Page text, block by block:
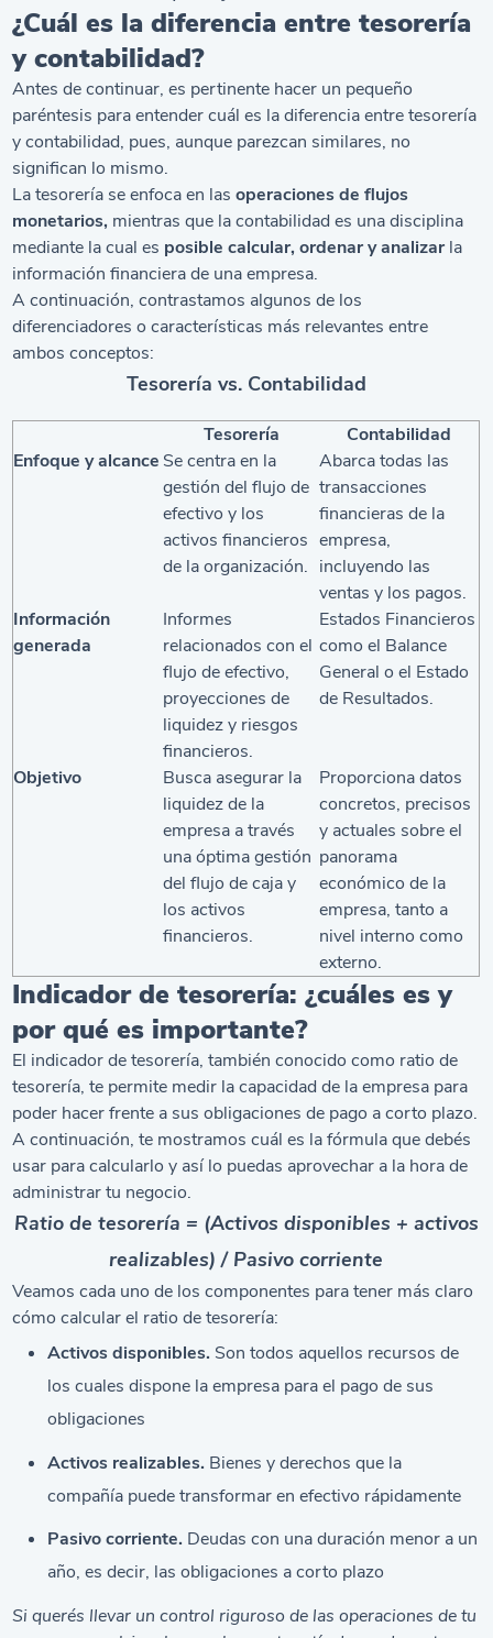
¿Cuál es la diferencia entre tesorería
y contabilidad?
Antes de continuar, es pertinente hacer un pequeño
paréntesis para entender cuál es la diferencia entre tesorería
y contabilidad, pues, aunque parezcan similares, no
significan lo mismo.
La tesorería se enfoca en lasoperaciones de flujos
monetarios, mientras que la contabilidad es una disciplina
mediante la cual es posible calcular, ordenar y analizar la
información financiera de una empresa.
A continuación, contrastamos algunos de los
diferenciadores o características más relevantes entre
ambos conceptos:
Tesorería vs. Contabilidad
Tesorería
Contabilidad
Enfoque y alcance Se centra en la
gestión del flujo de
efectivo y los
activos financieros
de la organización.
Abarca todas las
transacciones
financieras de la
empresa,
incluyendo las
ventas y los pagos.
Información
generada
Informes
relacionados con el
flujo de efectivo,
proyecciones de
liquidez y riesgos
financieros.
Estados Financieros
como el Balance
General o el Estado
de Resultados.
Objetivo
Busca asegurar la
liquidez de la
empresa a través
una óptima gestión
del flujo de caja y
los activos
financieros.
Proporciona datos
concretos, precisos
y actuales sobre el
panorama
económico de la
empresa, tanto a
nivel interno como
externo.
Indicador de tesorería: ¿cuáles es y
por qué es importante?
El indicador de tesorería, también conocido como ratio de
tesorería, te permite medir la capacidad de la empresa para
poder hacer frente a sus obligaciones de pago a corto plazo.
A continuación, te mostramos cuál es la fórmula que debés
usar para calcularlo y así lo puedas aprovechar a la hora de
administrar tu negocio.
Ratio de tesorería = (Activos disponibles + activos
realizables) / Pasivo corriente
Veamos cada uno de los componentes para tener más claro
cómo calcular el ratio de tesorería:
Activos disponibles. Son todos aquellos recursos de
los cuales dispone la empresa para el pago de sus
obligaciones
Activos realizables. Bienes y derechos que la
compañía puede transformar en efectivo rápidamente
Pasivo corriente. Deudas con una duración menor a un
año, es decir, las obligaciones a corto plazo
Si querés llevar un control riguroso de las operaciones de tu